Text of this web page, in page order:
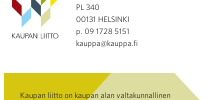
PL 340
00131 HELSINKI
p. 09 1728 5151
kauppa@kauppa.fi
Kaupan liitto on kaupan alan valtakunnallinen